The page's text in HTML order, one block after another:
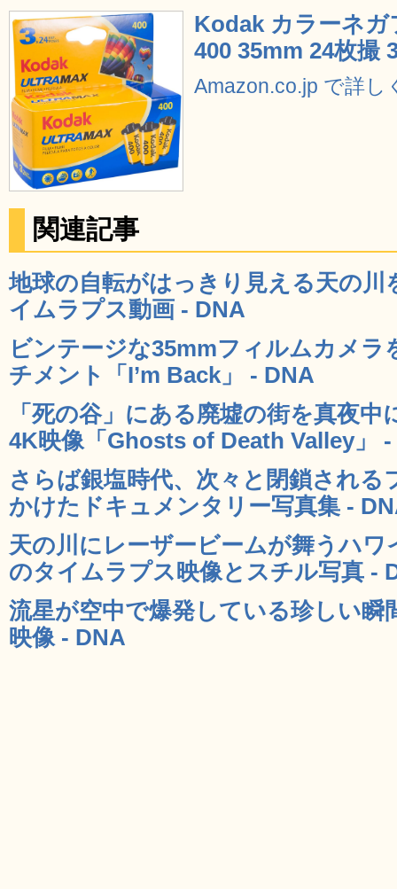
Kodak カラーネガ
400 35mm 24枚撮
Amazon.co.jp で詳し
関連記事
地球の自転がはっきり見える天の川
イムラプス動画 - DNA
ビンテージな35mmフィルムカメ
チメント「I’m Back」 - DNA
「死の谷」にある廃墟の街を真夜
4K映像「Ghosts of Death Valley」 -
さらば銀塩時代、次々と閉鎖される
かけたドキュメンタリー写真集 -
天の川にレーザービームが舞うハ
のタイムラプス映像とスチル写真 -
流星が空中で爆発している珍しい瞬
映像 - DNA